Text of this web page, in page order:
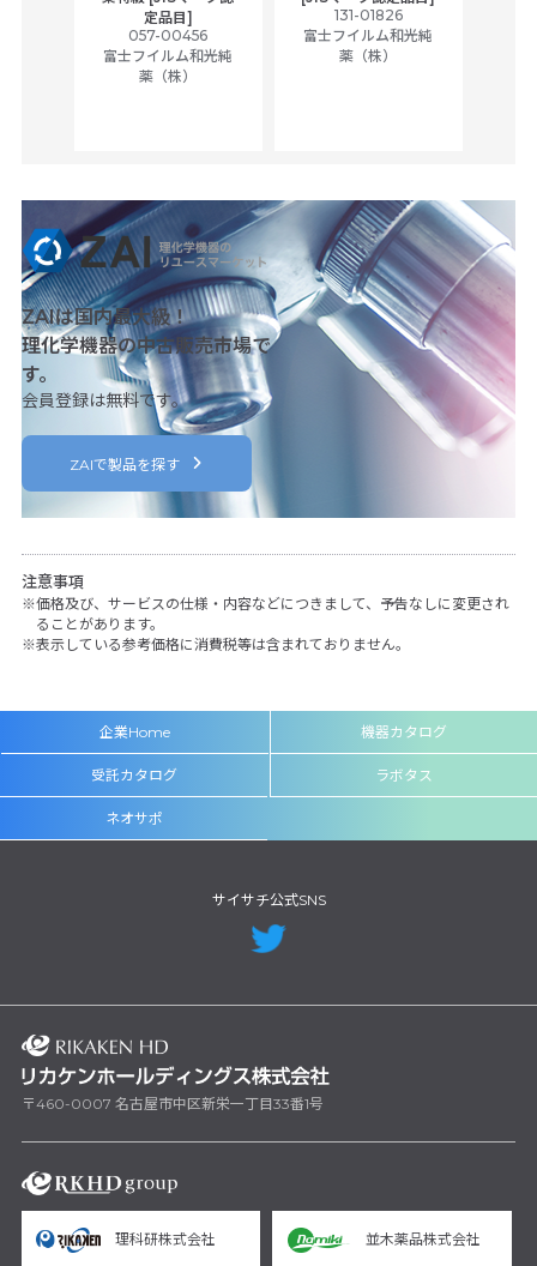
定品目]
057-00456
富士フイルム和光純
薬（株）
131-01826
富士フイルム和光純
薬（株）
ZAIは国内最大級！
理化学機器の中古販売市場で
す。
会員登録は無料です。
ZAIで製品を探す
注意事項
価格及び、サービスの仕様・内容などにつきまして、予告なしに変更され
ることがあります。
表示している参考価格に消費税等は含まれておりません。
企業Home 機器カタログ
受託カタログ ラボタス
ネオサポ
サイサチ公式SNS
〒460-0007 名古屋市中区新栄一丁目33番1号
理科研株式会社 並木薬品株式会社